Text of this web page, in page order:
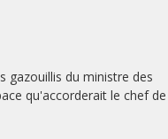
gazouillis du ministre des
qu'accorderait le chef